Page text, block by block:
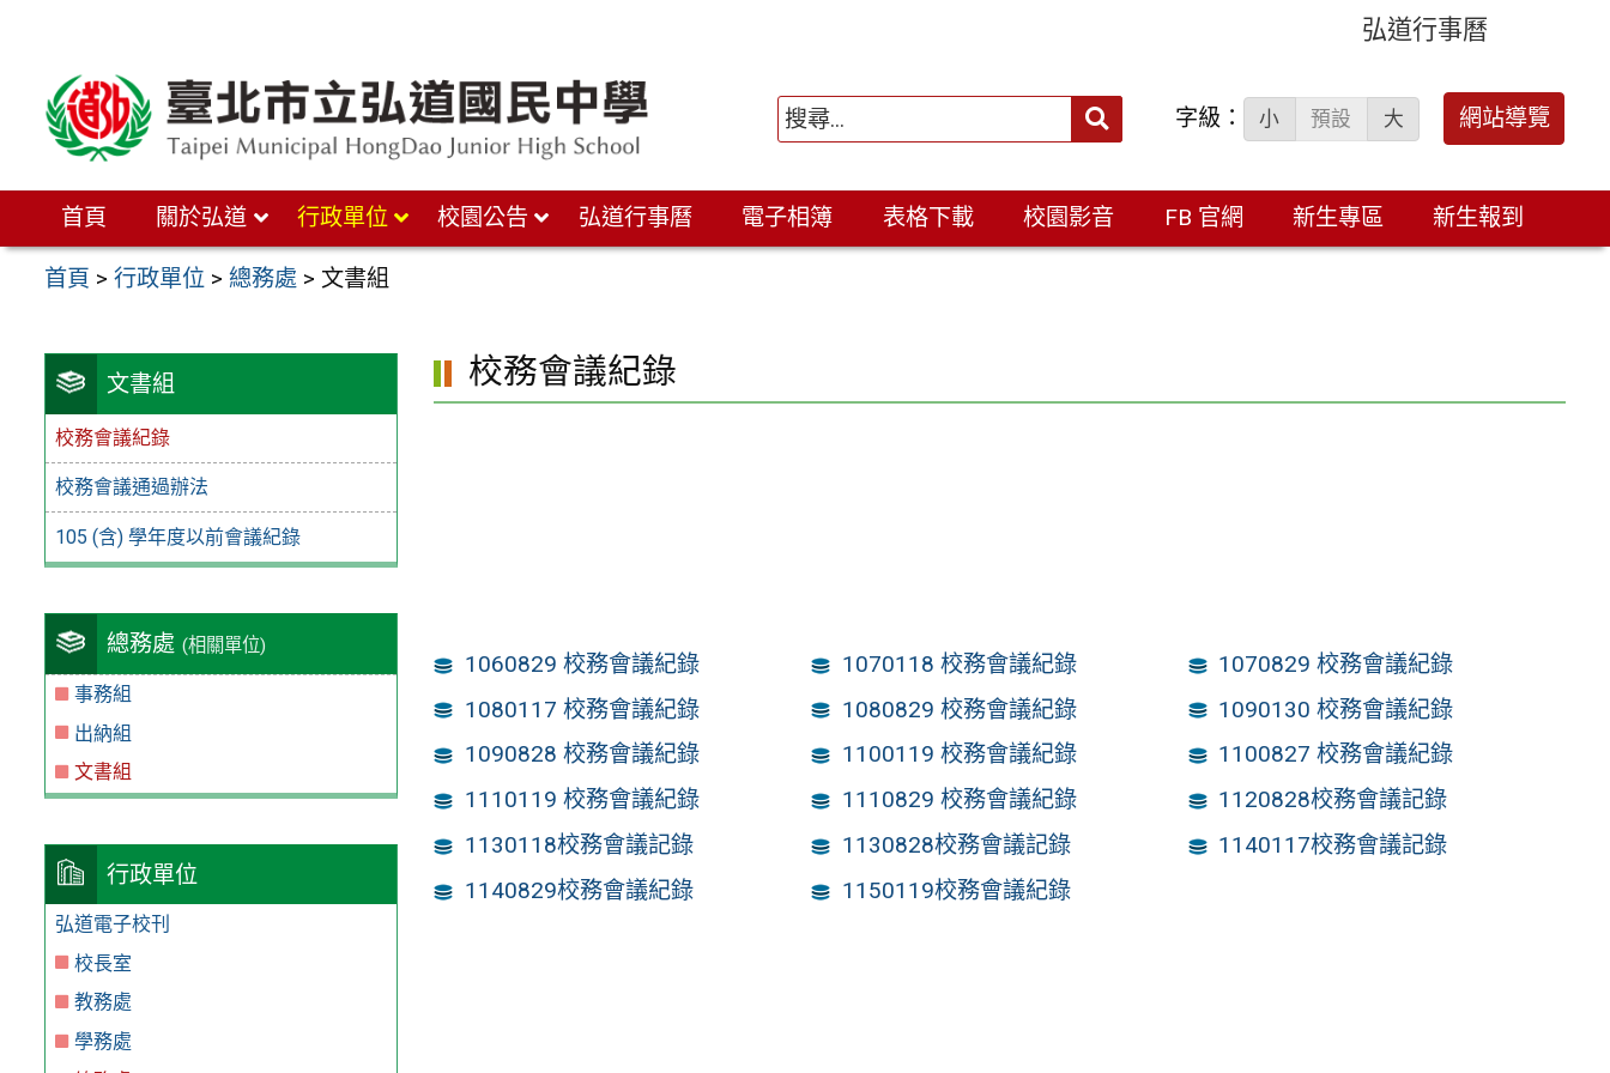
弘道行事曆
搜
字級： 小 預設 大 網站導覽
首頁 關於弘道 行政單位 校園公告 弘道行事曆 電子相簿 表格下載 校園影音 FB 官網 新生專區 新生報到
首頁 >行政單位 >總務處 > 文書組
文書組
校務會議紀錄
校務會議通過辦法
105 (含) 學年度以前會議紀錄
總務處 (相關單位)
事務組
出納組
文書組
行政單位
弘道電子校刊
校長室
教務處
學務處
校務會議紀錄
1060829 校務會議紀錄 1070118 校務會議紀錄
1070829 校務會議紀錄
1080117 校務會議紀錄
1080829 校務會議紀錄
1090130 校務會議紀錄
1090828 校務會議紀錄
1100119 校務會議紀錄
1100827 校務會議紀錄
1110119 校務會議紀錄
1110829 校務會議紀錄
1120828校務會議記錄
1130118校務會議記錄
1130828校務會議記錄
1140117校務會議記錄
1140829校務會議紀錄
1150119校務會議紀錄